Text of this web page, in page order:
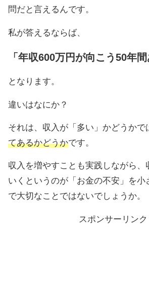
問だと言えるんです。
私が答えるならば、
「年収600万円が向こう50年間
となります。
違いはなにか？
それは、収入が「多い」かどうかで
てあるかどうかです。
収入を増やすことも実践しながら、
いくというのが「お金の不安」を小
で大切なことではないでしょうか。
スポンサーリンク